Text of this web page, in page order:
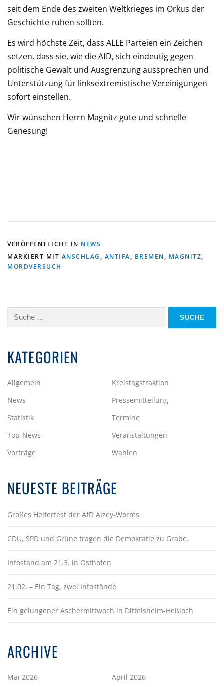
seit dem Ende des zweiten Weltkrieges im Orkus der
Geschichte ruhen sollten.
Es wird höchste Zeit, dass ALLE Parteien ein Zeichen
setzen, dass sie, wie die AfD, sich eindeutig gegen
politische Gewalt und Ausgrenzung aussprechen und
Unterstützung für linksextremistische Vereinigungen
sofort einstellen.
Wir wünschen Herrn Magnitz gute und schnelle
Genesung!
VERÖFFENTLICHT IN NEWS
MARKIERT MIT ANSCHLAG , ANTIFA, BREMEN, MAGNITZ,
MORDVERSUCH
Suche
KATEGORIEN
Allgemein
Kreistagsfraktion
News
Pressemitteilung
Statistik
Termine
Top-News
Veranstaltungen
Vorträge
Wahlen
NEUESTE BEITRÄGE
Großes Helferfest der AfD Alzey-Worms
CDU, SPD und Grüne tragen die Demokratie zu Grabe.
Infostand am 21.3. in Osthofen
21.02. – Ein Tag, zwei Infostände
Ein gelungener Aschermittwoch in Dittelsheim-Heßloch
ARCHIVE
Mai 2026 April 2026